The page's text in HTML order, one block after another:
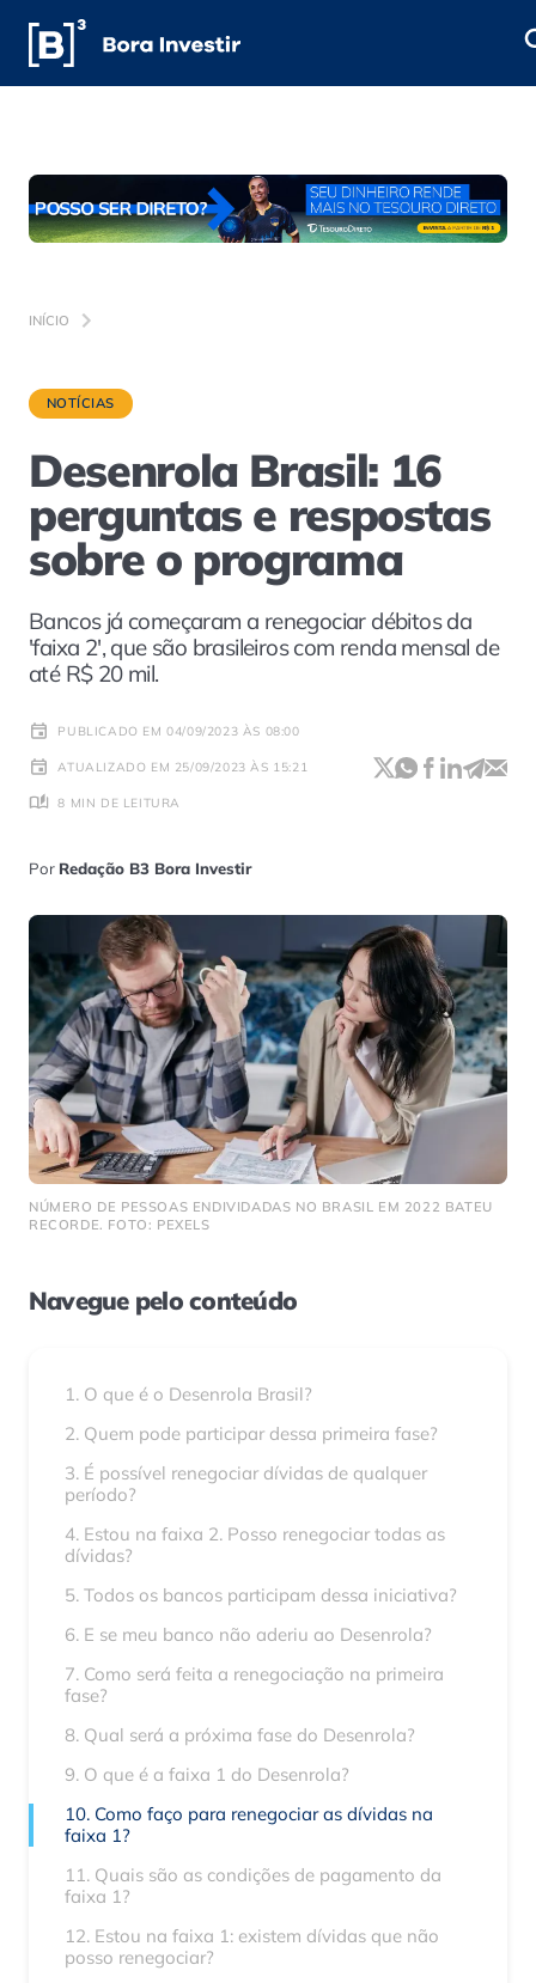
INÍCIO
NOTÍCIAS
Desenrola Brasil: 16
perguntas e respostas
sobre o programa
Bancos já começaram a renegociar débitos da
'faixa 2', que são brasileiros com renda mensal de
até R$ 20 mil.
PUBLICADO EM 04/09/2023 ÀS 08:00
ATUALIZADO EM 25/09/2023 ÀS 15:21
8 MIN DE LEITURA
Por Redação B3 Bora Investir
NÚMERO DE PESSOAS ENDIVIDADAS NO BRASIL EM 2022 BATEU
RECORDE. FOTO: PEXELS
Navegue pelo conteúdo
1. O que é o Desenrola Brasil?
2. Quem pode participar dessa primeira fase?
3. É possível renegociar dívidas de qualquer
período?
4. Estou na faixa 2. Posso renegociar todas as
dívidas?
5. Todos os bancos participam dessa iniciativa?
6. E se meu banco não aderiu ao Desenrola?
7. Como será feita a renegociação na primeira
fase?
8. Qual será a próxima fase do Desenrola?
9. O que é a faixa 1 do Desenrola?
10. Como faço para renegociar as dívidas na
faixa 1?
11. Quais são as condições de pagamento da
faixa 1?
12. Estou na faixa 1: existem dívidas que não
posso renegociar?